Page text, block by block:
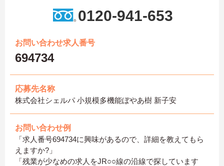
0120-941-653
お問い合わせ求人番号
694734
応募先名称
株式会社シェルパ 小規模多機能ぼやあ樹 新子安
お問い合わせ例
「求人番号694734に興味があるので、詳細を教えてもら
えますか?」
「残業が少なめの求人をJR○○線の沿線で探しています